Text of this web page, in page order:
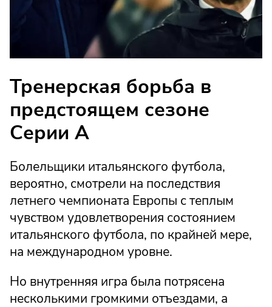
Тренерская борьба в
предстоящем сезоне
Серии А
Болельщики итальянского футбола,
вероятно, смотрели на последствия
летнего чемпионата Европы с теплым
чувством удовлетворения состоянием
итальянского футбола, по крайней мере,
на международном уровне.
Но внутренняя игра была потрясена
несколькими громкими отъездами, а